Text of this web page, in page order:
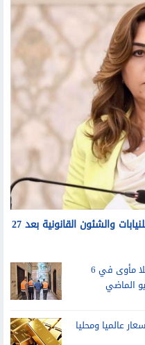
وزيرة التنمية المحلية: إحالة 81 حالة للنيابات والشئون القانونية بعد 27
التضامن.. فرق التدخل السريع تنقذ كبارا بلا مأوى في 6